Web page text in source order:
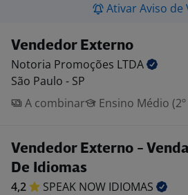
Ativar Aviso de
Vendedor Externo
Notoria Promoções LTDA
São Paulo - SP
A combinar
Ensino Médio
Vendedor Externo -
De Idiomas
4,2 SPEAK NOW IDIOMAS